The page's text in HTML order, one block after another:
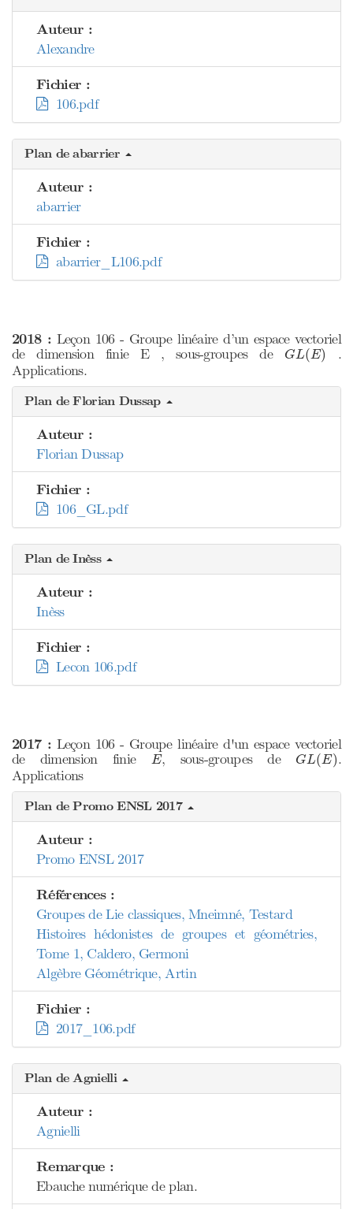
Auteur :
Alexandre
Fichier :
106.pdf
Plan de abarrier
Auteur :
abarrier
Fichier :
abarrier_L106.pdf
2018 : Leçon 106 - Groupe linéaire d’un espace vectoriel
de dimension finie E , sous-groupes de
GL(E)
GL(E)
.
Applications.
Plan de Florian Dussap
Auteur :
Florian Dussap
Fichier :
106_GL.pdf
Plan de Inèss
Auteur :
Inèss
Fichier :
Lecon 106.pdf
2017 : Leçon 106 - Groupe linéaire d'un espace vectoriel
de dimension finie
E
E, sous-groupes de GL(E)
GL(E).
Applications
Plan de Promo ENSL 2017
Auteur :
Promo ENSL 2017
Références :
Groupes de Lie classiques, Mneimné, Testard
Histoires hédonistes de groupes et géométries,
Tome 1, Caldero, Germoni
Algèbre Géométrique, Artin
Fichier :
2017_106.pdf
Plan de Agnielli
Auteur :
Agnielli
Remarque :
Ebauche numérique de plan.